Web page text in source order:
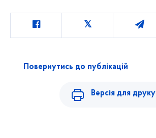
Повернутись до публікацій
Версія для друку